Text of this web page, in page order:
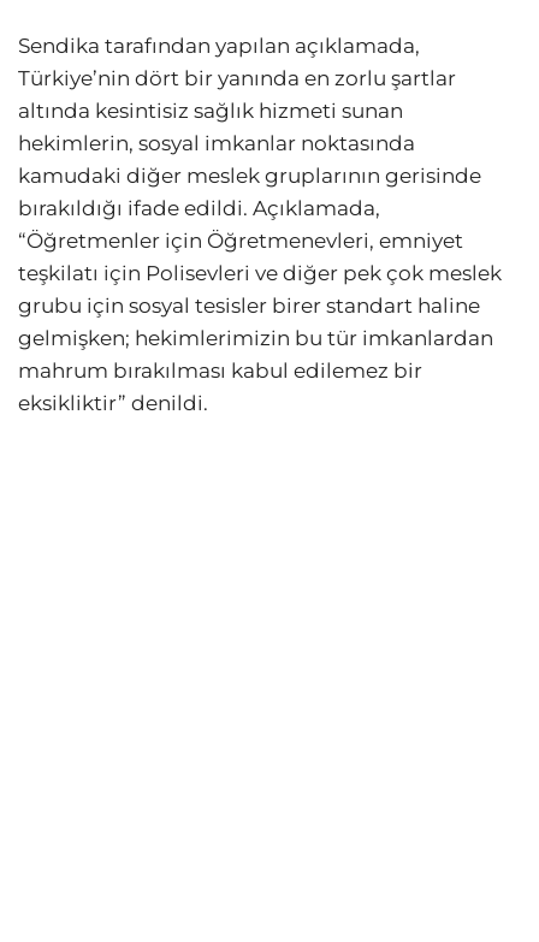
Sendika tarafından yapılan açıklamada,
Türkiye’nin dört bir yanında en zorlu şartlar
altında kesintisiz sağlık hizmeti sunan
hekimlerin, sosyal imkanlar noktasında
kamudaki diğer meslek gruplarının gerisinde
bırakıldığı ifade edildi. Açıklamada,
“Öğretmenler için Öğretmenevleri, emniyet
teşkilatı için Polisevleri ve diğer pek çok meslek
grubu için sosyal tesisler birer standart haline
gelmişken; hekimlerimizin bu tür imkanlardan
mahrum bırakılması kabul edilemez bir
eksikliktir” denildi.